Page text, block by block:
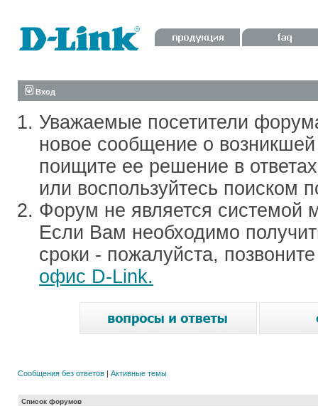
Вход
Уважаемые посетители
новое сообщение о
поищите ее решение в
или воспользуйтесь поиском
Форум не является системой
Если Вам необходимо
сроки - пожалуйста,
офис D-Link.
Сообщения без ответов | Активные темы
Список форумов